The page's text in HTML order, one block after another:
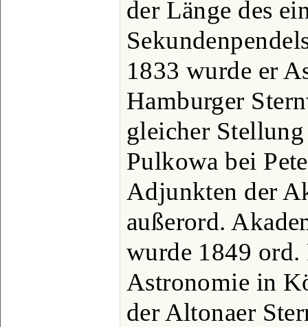
der Länge des
1833 wurde er
Hamburger
gleicher
Pulkowa bei
Adjunkten der
außerord.
wurde 1849 ord.
Astronomie in
der Altonaer